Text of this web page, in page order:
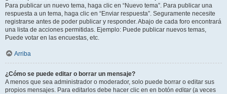
Para publicar un nuevo tema, haga clic en “Nuevo tema”. Para publicar una
respuesta a un tema, haga clic en “Enviar respuesta”. Seguramente necesite
registrarse antes de poder publicar y responder. Abajo de cada foro encontrará
una lista de acciones permitidas. Ejemplo: Puede publicar nuevos temas,
Puede votar en las encuestas, etc.
Arriba
¿Cómo se puede editar o borrar un mensaje?
A menos que sea administrador o moderador, solo puede borrar o editar sus
propios mensajes. Para editarlos debe hacer clic en en botón editar(a veces